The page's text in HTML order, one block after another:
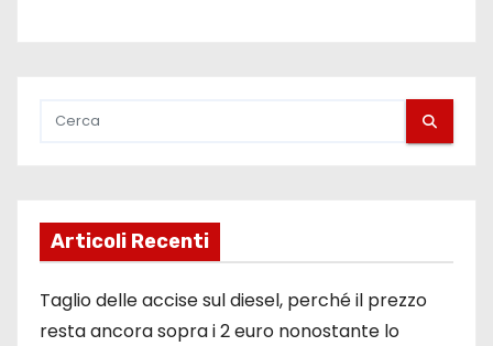
Articoli Recenti
Taglio delle accise sul diesel, perché il prezzo
resta ancora sopra i 2 euro nonostante lo